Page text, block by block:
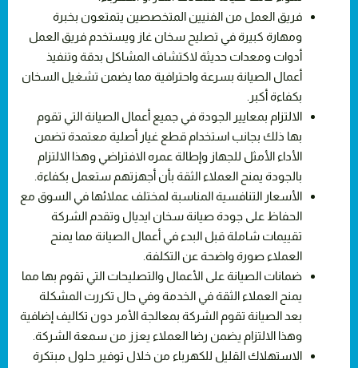
فريق العمل من الفنيين المتخصصين يتمتعون بخبرة
ومهارة كبيرة في تصليح سخان غاز ويستخدم فريق العمل
أدوات ومعدات حديثة لاكتشاف المشاكل بدقة وتنفيذ
أعمال الصيانة بسرعة واحترافية مما يضمن تشغيل السخان
بكفاءة أكبر.
الالتزام بمعايير الجودة في جميع أعمال الصيانة التي تقوم
بها ذلك بجانب استخدام قطع غيار أصلية معتمدة تضمن
الأداء الأمثل للجهاز وإطالة عمره الافتراضي وهذا الالتزام
بالجودة يمنح العملاء الثقة بأن أجهزتهم ستعمل بكفاءة.
الأسعار التنافسية المناسبة لمختلف عملائها في السوق مع
الحفاظ على جودة صيانة سخان ايديال وتقدم الشركة
تقييمات شاملة قبل البدء في أعمال الصيانة مما يمنح
العملاء صورة واضحة عن التكلفة.
ضمانات الصيانة على الأعمال والتصليحات التي تقوم بها مما
يمنح العملاء الثقة في الخدمة وفي حال تكررت المشكلة
بعد الصيانة تقوم الشركة بمعالجة الأمر دون تكاليف إضافية
وهذا الالتزام يضمن رضا العملاء يعزز من سمعة الشركة.
الاستهلاك القليل للكهرباء من خلال توفير حلول مبتكرة